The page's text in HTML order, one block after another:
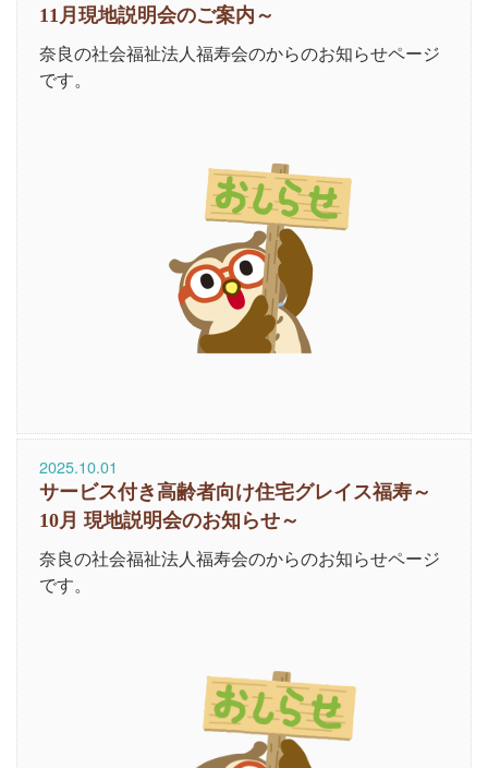
11月現地説明会のご案内～
奈良の社会福祉法人福寿会のからのお知らせページ
です。
2025.10.01
サービス付き高齢者向け住宅グレイス福寿～
10月 現地説明会のお知らせ～
奈良の社会福祉法人福寿会のからのお知らせページ
です。